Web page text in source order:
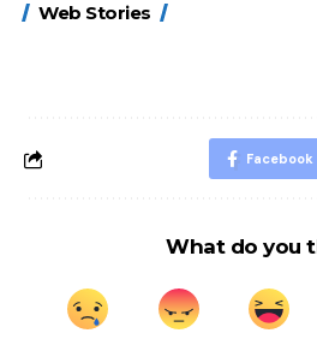
Web Stories
FASTag के ये नए
Facebook
What do you